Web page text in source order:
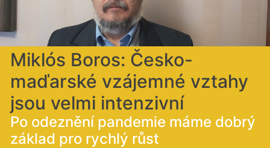
Miklós Boros: Česko-
maďarské vzájemné vztahy
jsou velmi intenzivní
Po odeznění pandemie máme dobrý
základ pro rychlý růst